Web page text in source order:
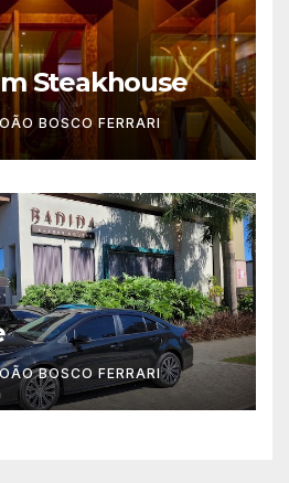
Steakhouse
BOSCO FERRARI
BOSCO FERRARI